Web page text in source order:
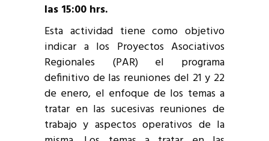
las 15:00 hrs.
Esta actividad tiene como objetivo
indicar a los Proyectos Asociativos
Regionales (PAR) el programa
definitivo de las reuniones del 21 y 22
de enero, el enfoque de los temas a
tratar en las sucesivas reuniones de
trabajo y aspectos operativos de la